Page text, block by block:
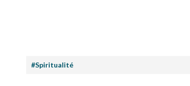
#Spiritualité